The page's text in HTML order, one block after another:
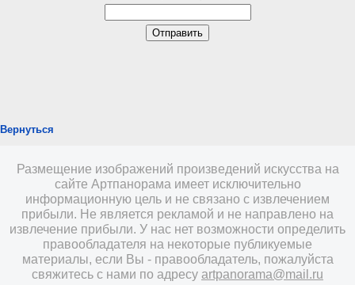
Вернуться
Размещение изображений произведений искусства на
сайте Артпанорама имеет исключительно
информационную цель и не связано с извлечением
прибыли. Не является рекламой и не направлено на
извлечение прибыли. У нас нет возможности определить
правообладателя на некоторые публикуемые
материалы, если Вы - правообладатель, пожалуйста
свяжитесь с нами по адресу artpanorama@mail.ru